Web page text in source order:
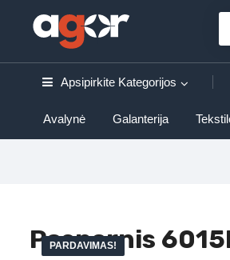
Apsipirkite Kategorijos
Avalynė Galanterija
Posparnis
PARDAVIMAS!